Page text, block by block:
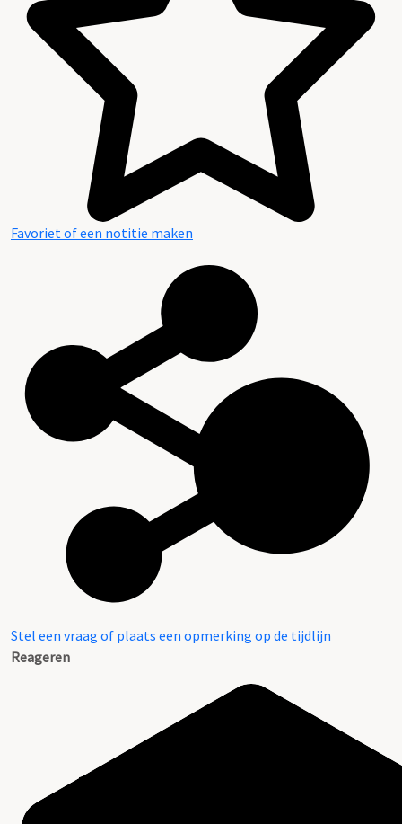
Favoriet of een notitie maken
Stel een vraag of plaats een opmerking op de tijdlijn
Reageren